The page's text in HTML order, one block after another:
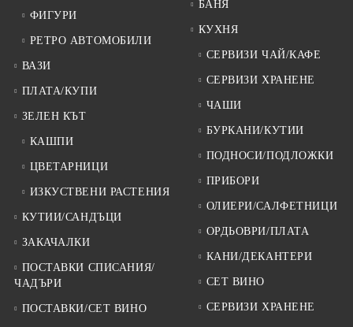
ФИГУРИ
РЕТРО АВТОМОБИЛИ
ВАЗИ
ПЛАТА/КУПИ
ЗЕЛЕН КЪТ
КАШПИ
ЦВЕТАРНИЦИ
ИЗКУСТВЕНИ РАСТЕНИЯ
КУТИИ/САНДЪЦИ
ЗАКАЧАЛКИ
ПОСТАВКИ СПИСАНИЯ/
ЧАДЪРИ
ПОСТАВКИ/СЕТ ВИНО
БАНЯ
КУХНЯ
СЕРВИЗИ ЧАЙ/КАФЕ
СЕРВИЗИ ХРАНЕНЕ
ЧАШИ
БУРКАНИ/КУТИИ
ПОДНОСИ/ПОДЛОЖКИ
ПРИБОРИ
ОЛИЕРИ/САЛФЕТНИЦИ
ОРДЬОВРИ/ПЛАТА
КАНИ/ДЕКАНТЕРИ
СЕТ ВИНО
СЕРВИЗИ ХРАНЕНЕ